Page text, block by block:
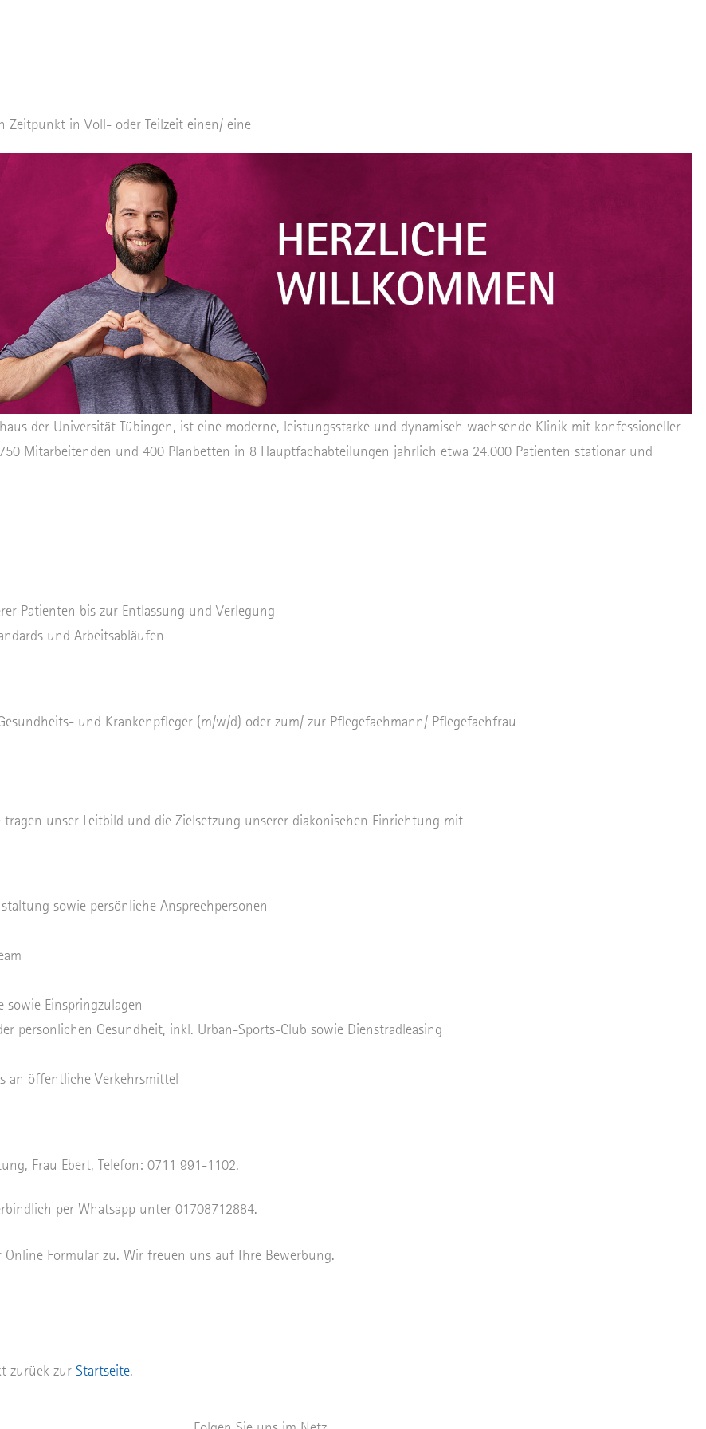
in Voll- oder Teilzeit einen/ eine
w/d) für die ZNA
der Universität Tübingen, ist eine moderne, leistungsstarke und dynamisch wachsende Klinik mit konfessioneller
Mitarbeitenden und 400 Planbetten in 8 Hauptfachabteilungen jährlich etwa 24.000 Patienten stationär und
Patienten bis zur Entlassung und Verlegung
und Arbeitsabläufen
und Krankenpfleger (m/w/d) oder zum/ zur Pflegefachmann/ Pflegefachfrau
unser Leitbild und die Zielsetzung unserer diakonischen Einrichtung mit
sowie persönliche Ansprechpersonen
Einspringzulagen
persönlichen Gesundheit, inkl. Urban-Sports-Club sowie Dienstradleasing
an öffentliche Verkehrsmittel
Frau Ebert, Telefon: 0711 991-1102.
per Whatsapp unter 01708712884.
Formular zu. Wir freuen uns auf Ihre Bewerbung.
zurück zur Startseite.